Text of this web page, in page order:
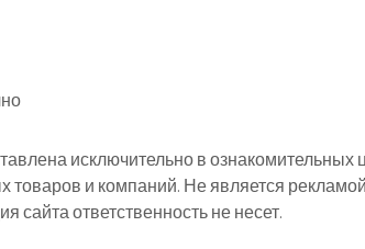
исключительно в ознакомительных
товаров и компаний. Не является
ответственность не несет.